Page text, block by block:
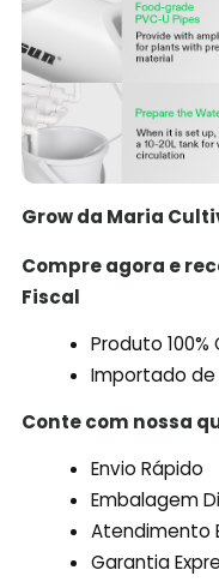
Grow da Maria
Compre agora e
Fiscal
Produto 100%
Importado de
Conte com nossa
Envio Rápido
Embalagem
Atendimento
Garantia